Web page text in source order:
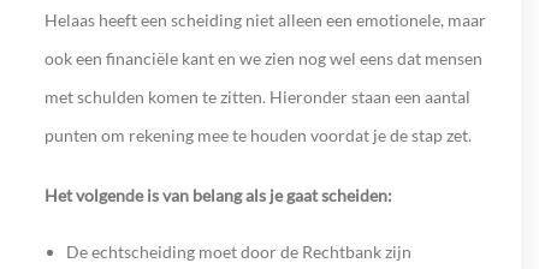
Helaas heeft een scheiding niet alleen een emotionele, maar
ook een financiële kant en we zien nog wel eens dat mensen
met schulden komen te zitten. Hieronder staan een aantal
punten om rekening mee te houden voordat je de stap zet.
Het volgende is van belang als je gaat scheiden:
De echtscheiding moet door de Rechtbank zijn